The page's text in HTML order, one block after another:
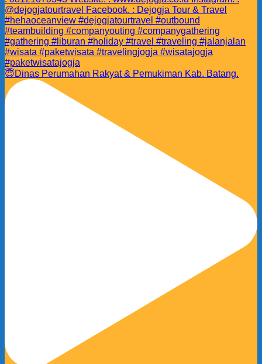
😇Dinas Perumahan Rakyat & Pemukiman Kab. Batang.